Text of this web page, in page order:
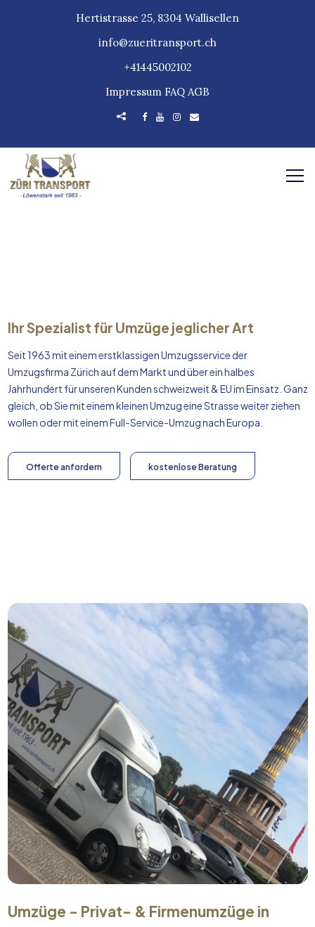
Hertistrasse 25, 8304 Wallisellen
info@zueritransport.ch
+41445002102
Impressum FAQ AGB
Ihr Spezialist für Umzüge jeglicher Art
Seit 1963 mit einem erstklassigen Umzugsservice der
Umzugsfirma Zürich auf dem Markt und über ein halbes
Jahrhundert für unseren Kunden schweizweit & EU im Einsatz. Ganz
gleich, ob Sie mit einem kleinen Umzug eine Strasse weiter ziehen
wollen oder mit einem Full-Service-Umzug nachEuropa
Offerte anfordern kostenlose Beratung
Umzüge - Privat- & Firmenumzüge in